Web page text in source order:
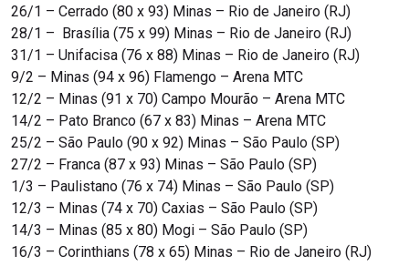
26/1 – Cerrado (80 x 93) Minas – Rio de Janeiro (RJ)
28/1 – Brasília (75 x 99) Minas – Rio de Janeiro (RJ)
31/1 – Unifacisa (76 x 88) Minas – Rio de Janeiro (RJ)
9/2 – Minas (94 x 96) Flamengo – Arena MTC
12/2 – Minas (91 x 70) Campo Mourão – Arena MTC
14/2 – Pato Branco (67 x 83) Minas – Arena MTC
25/2 – São Paulo (90 x 92) Minas – São Paulo (SP)
27/2 – Franca (87 x 93) Minas – São Paulo (SP)
1/3 – Paulistano (76 x 74) Minas – São Paulo (SP)
12/3 – Minas (74 x 70) Caxias – São Paulo (SP)
14/3 – Minas (85 x 80) Mogi – São Paulo (SP)
16/3 – Corinthians (78 x 65) Minas – Rio de Janeiro (RJ)